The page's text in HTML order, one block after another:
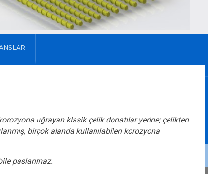
uğrayan klasik çelik donatılar yerine; çelikten
birçok alanda kullanılabilen korozyona
paslanmaz.